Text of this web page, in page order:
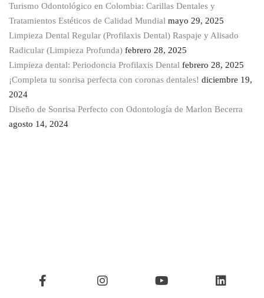
Turismo Odontológico en Colombia: Carillas Dentales y
Tratamientos Estéticos de Calidad Mundial mayo 29, 2025
Limpieza Dental Regular (Profilaxis Dental) Raspaje y Alisado
Radicular (Limpieza Profunda) febrero 28, 2025
Limpieza dental: Periodoncia Profilaxis Dental febrero 28, 2025
¡Completa tu sonrisa perfecta con coronas dentales! diciembre 19,
2024
Diseño de Sonrisa Perfecto con Odontología de Marlon Becerra
agosto 14, 2024